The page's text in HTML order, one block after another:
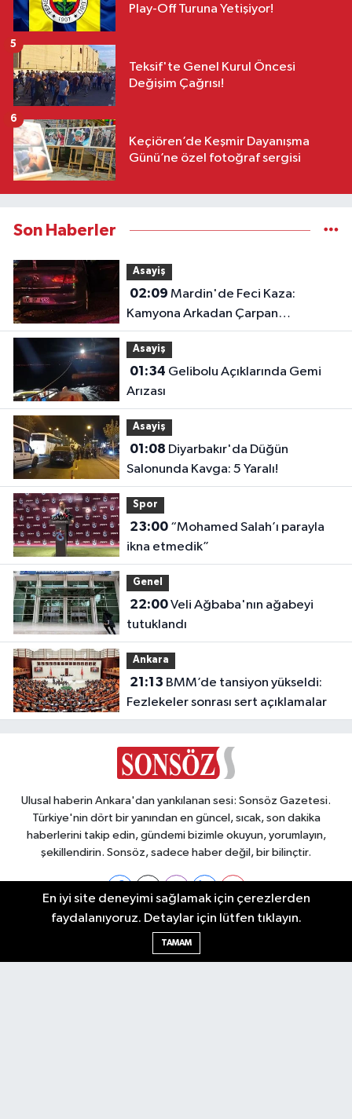
Play-Off Turuna Yetişiyor!
Teksif'te Genel Kurul Öncesi
Değişim Çağrısı!
5
Keçiören’de Keşmir Dayanışma
Günü’ne özel fotoğraf sergisi
6
Son Haberler
Asayiş
02:09
Kamyona Arkadan Çarpan
Otomobilde 1 Ölü, 2 Ağır Yaralı
Asayiş
01:34
Arızası
Asayiş
01:08
Salonunda Kavga: 5 Yaralı!
Spor
23:00“Mohamed Salah’ı parayla
ikna etmedik”
Genel
22:00Veli Ağbaba'nın ağabeyi
tutuklandı
Ankara
21:13
Fezlekeler sonrası sert açıklamalar
Ulusal haberin Ankara'dan yankılanan sesi: Sonsöz Gazetesi.
Türkiye'nin dört bir yanından en güncel, sıcak, son dakika
haberlerini takip edin, gündemi bizimle okuyun, yorumlayın,
şekillendirin. Sonsöz, sadece haber değil, bir bilinçtir.
Ankara Nöbetçi Eczaneler
En iyi site deneyimi sağlamak için çerezlerden
faydalanıyoruz. Detaylar için lütfen tıklayın.
TAMAM